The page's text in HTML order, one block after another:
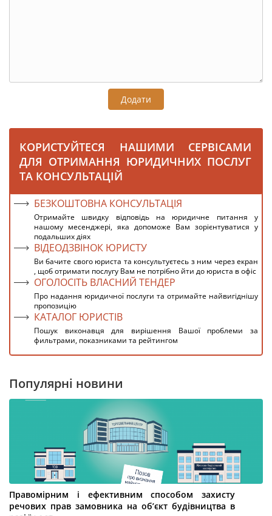
Додати
КОРИСТУЙТЕСЯ НАШИМИ СЕРВІСАМИ
ДЛЯ ОТРИМАННЯ ЮРИДИЧНИХ ПОСЛУГ
ТА КОНСУЛЬТАЦІЙ
БЕЗКОШТОВНА КОНСУЛЬТАЦІЯ
Отримайте швидку відповідь на юридичне питання у
нашому месенджері, яка допоможе Вам зорієнтуватися у
подальших діях
ВІДЕОДЗВІНОК ЮРИСТУ
Ви бачите свого юриста та консультуєтесь з ним через екран
, щоб отримати послугу Вам не потрібно йти до юриста в офіс
ОГОЛОСІТЬ ВЛАСНИЙ ТЕНДЕР
Про надання юридичної послуги та отримайте найвигіднішу
пропозицію
КАТАЛОГ ЮРИСТІВ
Пошук виконавця для вирішення Вашої проблеми за
фильтрами, показниками та рейтингом
Популярні новини
Правомірним і ефективним способом захисту
речових прав замовника на об’єкт будівництва в